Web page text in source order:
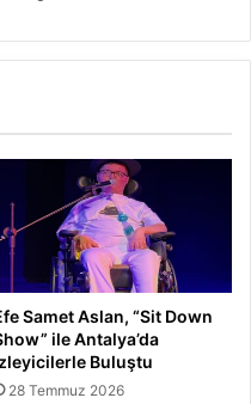
Samet Aslan, “Sit Down
ile Antalya’da
Buluştu
28 Temmuz 2026